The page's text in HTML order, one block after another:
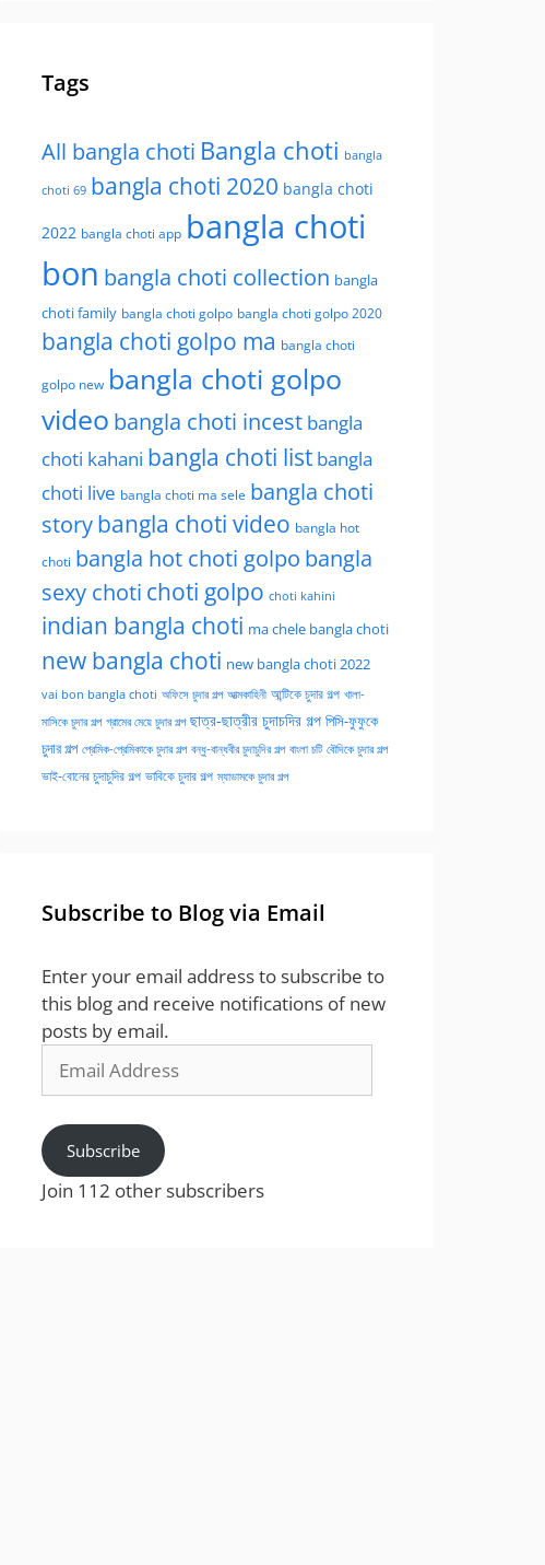
Tags
All bangla choti Bangla choti bangla
choti 69 bangla choti 2020 bangla choti
2022 bangla choti app bangla choti
bon bangla choti collection bangla
choti family bangla choti golpo bangla choti golpo 2020
bangla choti golpo ma bangla choti
golpo new bangla choti golpo
video bangla choti incest bangla
choti kahani bangla choti list bangla
choti live bangla choti ma sele bangla choti
storybangla choti video bangla hot
choti bangla hot choti golpo bangla
sexy choti choti golpo choti kahini
indian bangla choti ma chele bangla choti
new bangla choti new bangla choti 2022
vai bon bangla choti অফিসে চুদার গল্প আত্মকাহিনী আন্টিকে চুদার গল্প খালা-
মাসিকে চুদার গল্প গ্রামের মেয়ে চুদার গল্প ছাত্র-ছাত্রীর চুদাচদির গল্প পিসি-ফুফুকে
চুদার গল্প প্রেমিক-প্রেমিকাকে চুদার গল্প বন্ধু-বান্ধবীর চুদাচুদির গল্প বাংলা চটি বৌদিকে চুদার গল্প
ভাই-বোনের চুদাচুদির গল্প ভাবিকে চুদার গল্প ম্যাডামকে চুদার গল্প
Subscribe to Blog via Email
Enter your email address to subscribe to
this blog and receive notifications of new
posts by email.
Address
Subscribe
Join 112 other subscribers